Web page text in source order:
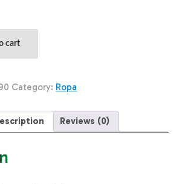
cart
Category: Ropa
Reviews (0)